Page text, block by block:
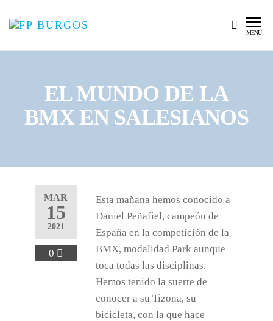
BURGOS
Formación
Profesional
MENÚ
EL MUNDO DE LA
BMX EN SALESIANOS
MAR
15
2021
0
Esta mañana hemos conocido a
Daniel Peñafiel, campeón de
España en la competición de la
BMX, modalidad Park aunque
toca todas las disciplinas.
Hemos tenido la suerte de
conocer a su Tizona, su
bicicleta, con la que hace